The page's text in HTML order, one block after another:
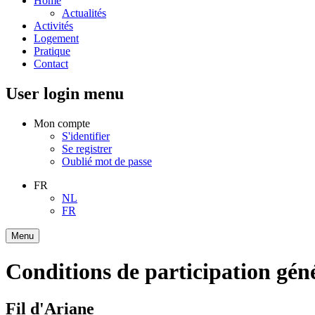
Actualités
Activités
Logement
Pratique
Contact
User login menu
Mon compte
S'identifier
Se registrer
Oublié mot de passe
FR
NL
FR
Menu
Conditions de participation
Fil d'Ariane